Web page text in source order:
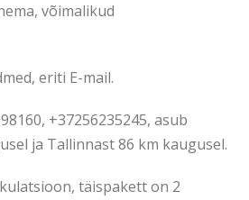
võimalikud
eriti E-mail.
+37256235245, asub
ja Tallinnast 86 km kaugusel.
täispakett on 2